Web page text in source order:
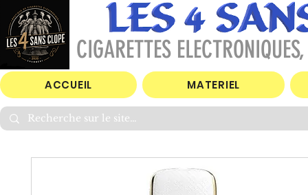
CIGARETTES
ACCUEIL MATERIEL